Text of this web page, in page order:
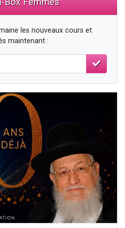
les nouveaux cours et
maintenant :